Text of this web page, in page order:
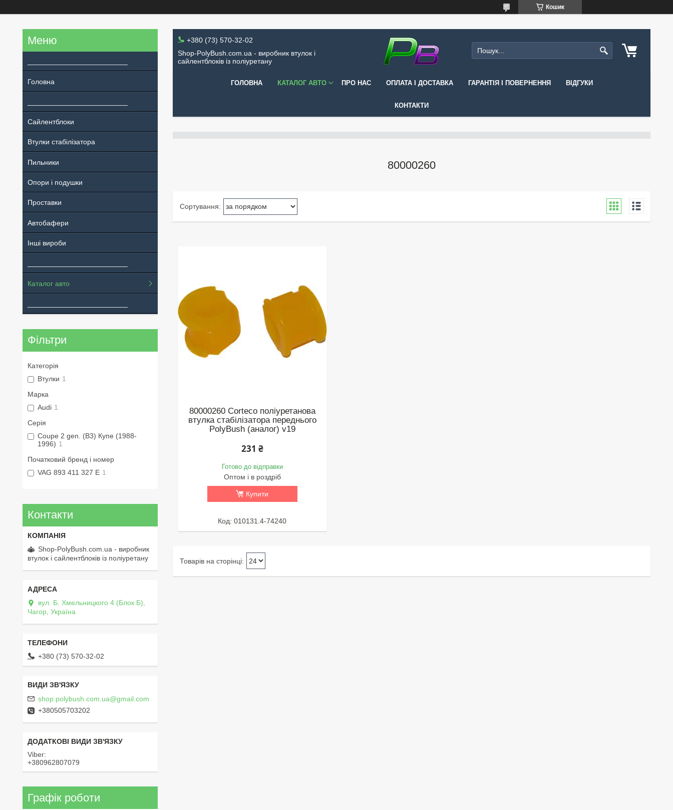
Кошик
+380 (73) 570-32-02
Shop-PolyBush.com.ua - виробник втулок і
сайлентблоків із поліуретану
ГОЛОВНА КАТАЛОГ АВТО ПРО НАС ОПЛАТА І ДОСТАВКА ГАРАНТІЯ І ПОВЕРНЕННЯ ВІДГУКИ
КОНТАКТИ
80000260
80000260 Corteco поліуретанова
втулка стабілізатора переднього
PolyBush (аналог) v19
231 ₴
Готово до відправки
Оптом і в роздріб
Купити
010131.4-74240
Головна
Сайлентблоки
Втулки стабілізатора
Пильники
Опори і подушки
Проставки
Автобафери
Інші вироби
Каталог авто
Фільтри
Категорія
Втулки 1
Марка
Audi 1
Серія
Coupe 2 gen. (B3) Купе (1988-
1996) 1
Початковий бренд і номер
VAG 893 411 327 E 1
Контакти
Shop-PolyBush.com.ua - виробник
втулок і сайлентблоків із поліуретану
вул. Б. Хмельницкого 4 (Блок Б),
Чагор, Україна
+380 (73) 570-32-02
shop.polybush.com.ua@gmail.com
+380505703202
Viber
+380962807079
Графік роботи